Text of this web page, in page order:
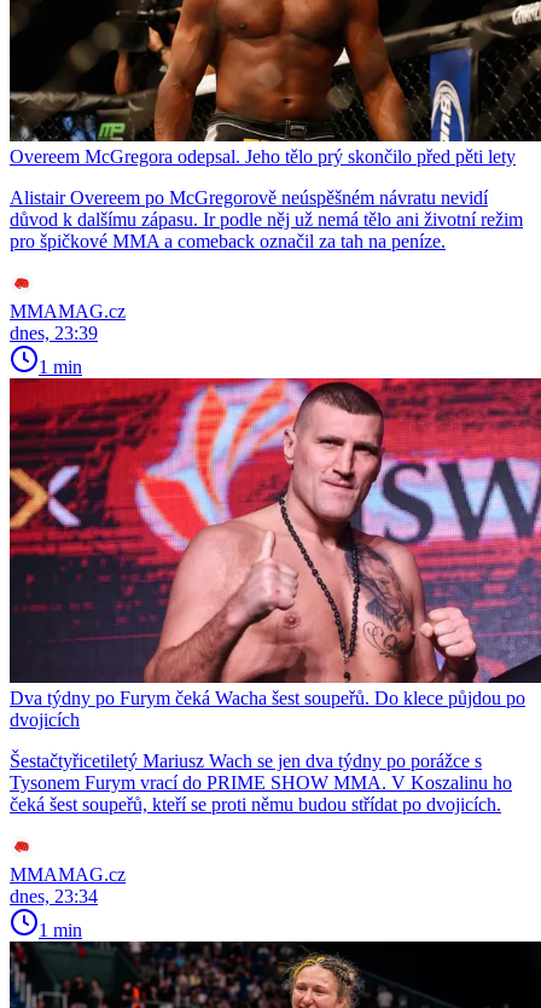
Overeem McGregora odepsal. Jeho tělo prý skončilo před pěti lety
Alistair Overeem po McGregorově neúspěšném návratu nevidí
důvod k dalšímu zápasu. Ir podle něj už nemá tělo ani životní režim
pro špičkové MMA a comeback označil za tah na peníze.
MMAMAG.cz
dnes, 23:39
1 min
Dva týdny po Furym čeká Wacha šest soupeřů. Do klece půjdou po
dvojicích
Šestačtyřicetiletý Mariusz Wach se jen dva týdny po porážce s
Tysonem Furym vrací do PRIME SHOW MMA. V Koszalinu ho
čeká šest soupeřů, kteří se proti němu budou střídat po dvojicích.
MMAMAG.cz
dnes, 23:34
1 min